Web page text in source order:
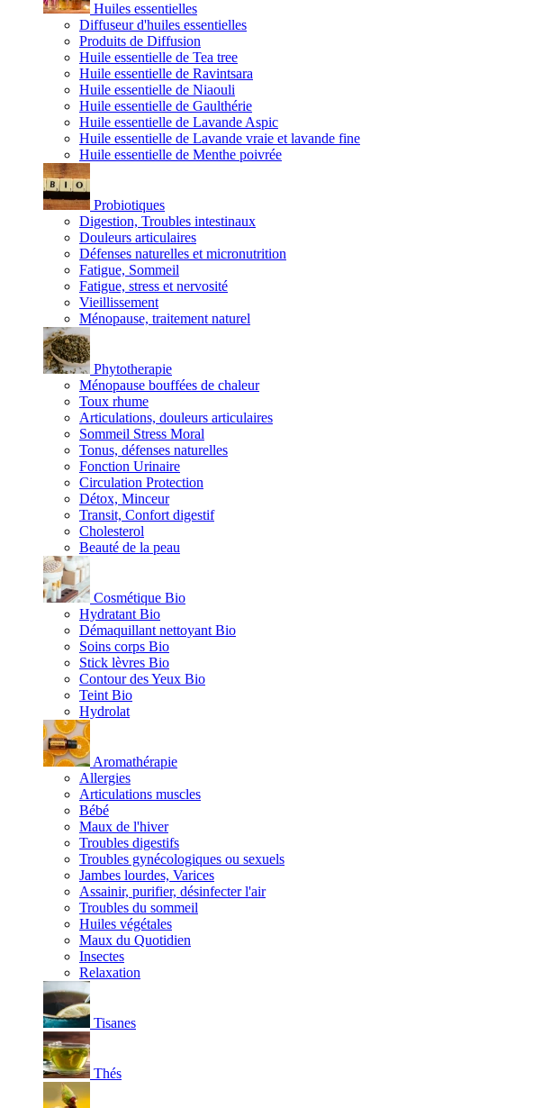
Huiles essentielles
Diffuseur d'huiles essentielles
Produits de Diffusion
Huile essentielle de Tea tree
Huile essentielle de Ravintsara
Huile essentielle de Niaouli
Huile essentielle de Gaulthérie
Huile essentielle de Lavande Aspic
Huile essentielle de Lavande vraie et lavande fine
Huile essentielle de Menthe poivrée
Probiotiques
Digestion, Troubles intestinaux
Douleurs articulaires
Défenses naturelles et micronutrition
Fatigue, Sommeil
Fatigue, stress et nervosité
Vieillissement
Ménopause, traitement naturel
Phytotherapie
Ménopause bouffées de chaleur
Toux rhume
Articulations, douleurs articulaires
Sommeil Stress Moral
Tonus, défenses naturelles
Fonction Urinaire
Circulation Protection
Détox, Minceur
Transit, Confort digestif
Cholesterol
Beauté de la peau
Cosmétique Bio
Hydratant Bio
Démaquillant nettoyant Bio
Soins corps Bio
Stick lèvres Bio
Contour des Yeux Bio
Teint Bio
Hydrolat
Aromathérapie
Allergies
Articulations muscles
Bébé
Maux de l'hiver
Troubles digestifs
Troubles gynécologiques ou sexuels
Jambes lourdes, Varices
Assainir, purifier, désinfecter l'air
Troubles du sommeil
Huiles végétales
Maux du Quotidien
Insectes
Relaxation
Tisanes
Thés